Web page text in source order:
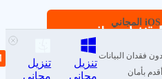
ReiBoot - برنامج إصلاح نظام iOS المجاني
أصلح أكثر من 150 مشكلة في iOS دون فقدان البيانات
تنزيل
مجاني
تنزيل
مجاني